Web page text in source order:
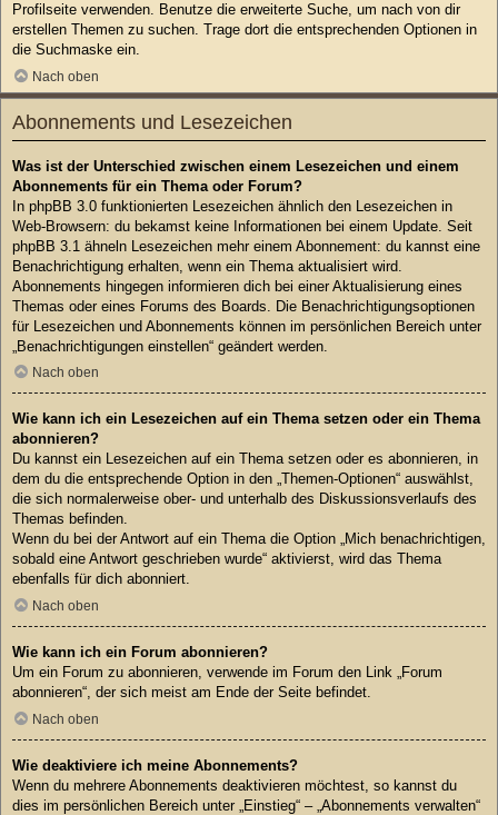
Profilseite verwenden. Benutze die erweiterte Suche, um nach von dir
erstellen Themen zu suchen. Trage dort die entsprechenden Optionen in
die Suchmaske ein.
Nach oben
Abonnements und Lesezeichen
Was ist der Unterschied zwischen einem Lesezeichen und einem
Abonnements für ein Thema oder Forum?
In phpBB 3.0 funktionierten Lesezeichen ähnlich den Lesezeichen in
Web-Browsern: du bekamst keine Informationen bei einem Update. Seit
phpBB 3.1 ähneln Lesezeichen mehr einem Abonnement: du kannst eine
Benachrichtigung erhalten, wenn ein Thema aktualisiert wird.
Abonnements hingegen informieren dich bei einer Aktualisierung eines
Themas oder eines Forums des Boards. Die Benachrichtigungsoptionen
für Lesezeichen und Abonnements können im persönlichen Bereich unter
„Benachrichtigungen einstellen“ geändert werden.
Nach oben
Wie kann ich ein Lesezeichen auf ein Thema setzen oder ein Thema
abonnieren?
Du kannst ein Lesezeichen auf ein Thema setzen oder es abonnieren, in
dem du die entsprechende Option in den „Themen-Optionen“ auswählst,
die sich normalerweise ober- und unterhalb des Diskussionsverlaufs des
Themas befinden.
Wenn du bei der Antwort auf ein Thema die Option „Mich benachrichtigen,
sobald eine Antwort geschrieben wurde“ aktivierst, wird das Thema
ebenfalls für dich abonniert.
Nach oben
Wie kann ich ein Forum abonnieren?
Um ein Forum zu abonnieren, verwende im Forum den Link „Forum
abonnieren“, der sich meist am Ende der Seite befindet.
Nach oben
Wie deaktiviere ich meine Abonnements?
Wenn du mehrere Abonnements deaktivieren möchtest, so kannst du
dies im persönlichen Bereich unter „Einstieg“ – „Abonnements verwalten“